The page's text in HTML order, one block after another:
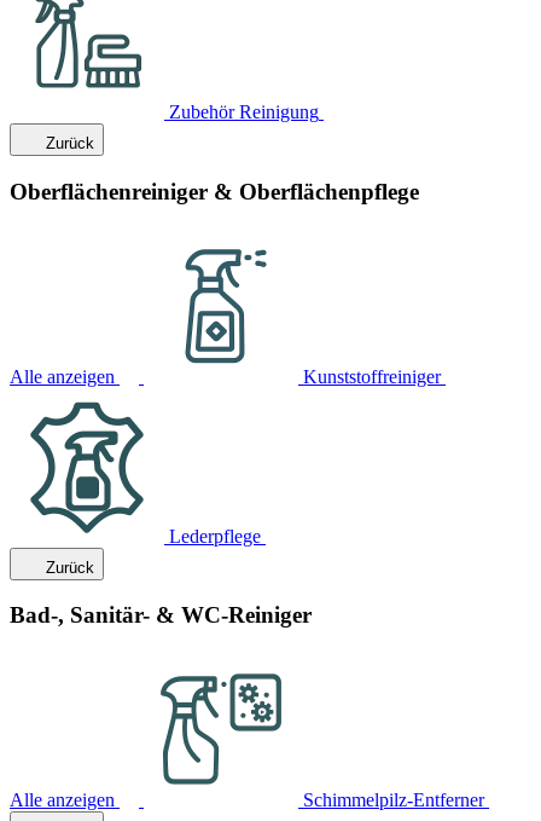
Zubehör Reinigung
Zurück
Oberflächenreiniger & Oberflächenpflege
Alle anzeigen Kunststoffreiniger
Lederpflege
Zurück
Bad-, Sanitär- & WC-Reiniger
Alle anzeigen Schimmelpilz-Entferner